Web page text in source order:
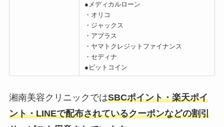
●メディカルローン
・オリコ
・ジャックス
・アプラス
・ヤマトクレジットファイナンス
・セディナ
●ビットコイン
湘南美容クリニックではSBCポイント・楽天ポイ
ント・LINEで配布されているクーポンなどの割引